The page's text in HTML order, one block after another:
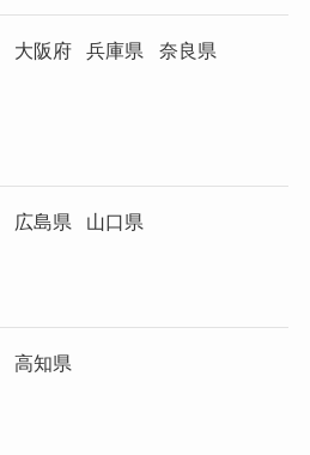
大阪府 兵庫県
奈良県
広島県 山口県
高知県